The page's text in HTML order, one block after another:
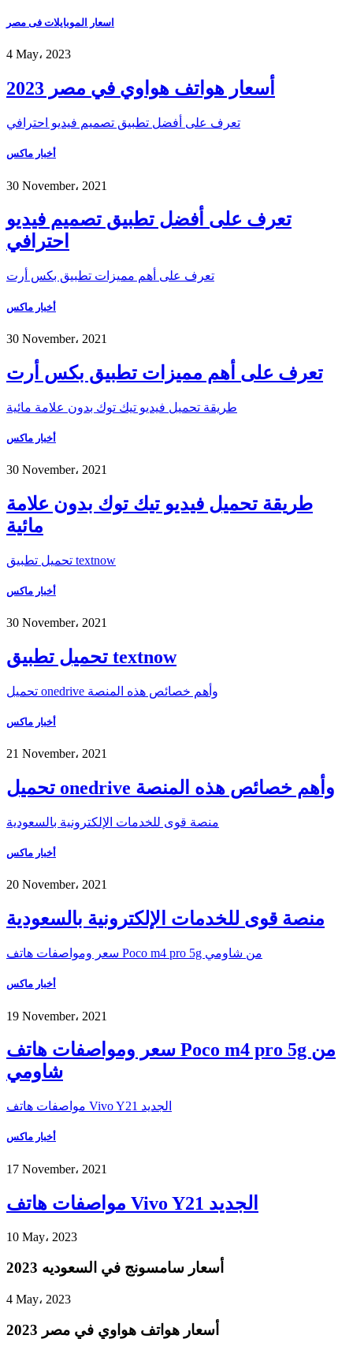
اسعار الموبايلات فى مصر
4 May، 2023
أسعار هواتف هواوي في مصر 2023
تعرف على أفضل تطبيق تصميم فيديو احترافي
أخبار ماكس
30 November، 2021
تعرف على أفضل تطبيق تصميم فيديو
احترافي
تعرف على أهم مميزات تطبيق بكس أرت
أخبار ماكس
30 November، 2021
تعرف على أهم مميزات تطبيق بكس أرت
طريقة تحميل فيديو تيك توك بدون علامة مائية
أخبار ماكس
30 November، 2021
طريقة تحميل فيديو تيك توك بدون علامة
مائية
تحميل تطبيق textnow
أخبار ماكس
30 November، 2021
تحميل تطبيق textnow
تحميل onedrive وأهم خصائص هذه المنصة
أخبار ماكس
21 November، 2021
تحميل onedrive وأهم خصائص هذه المنصة
منصة قوى للخدمات الإلكترونية بالسعودية
أخبار ماكس
20 November، 2021
منصة قوى للخدمات الإلكترونية بالسعودية
سعر ومواصفات هاتف Poco m4 pro 5g من شاومي
أخبار ماكس
19 November، 2021
سعر ومواصفات هاتف Poco m4 pro 5g من
شاومي
مواصفات هاتف Vivo Y21 الجديد
أخبار ماكس
17 November، 2021
مواصفات هاتف Vivo Y21 الجديد
10 May، 2023
أسعار سامسونج في السعوديه 2023
4 May، 2023
أسعار هواتف هواوي في مصر 2023